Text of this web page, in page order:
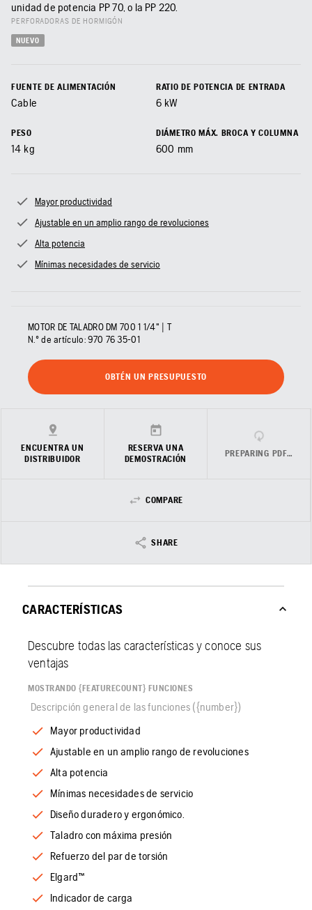
unidad de potencia PP 70, o la PP 220.
PERFORADORAS DE HORMIGÓN
NUEVO
FUENTE DE ALIMENTACIÓN
Cable
RATIO DE POTENCIA DE ENTRADA
6 kW
PESO
14 kg
DIÁMETRO MÁX. BROCA Y COLUMNA
600 mm
Mayor productividad
Ajustable en un amplio rango de revoluciones
Alta potencia
Mínimas necesidades de servicio
MOTOR DE TALADRO DM 700 1 1/4" | T
N.º de artículo: 970 76 35‑01
OBTÉN UN PRESUPUESTO
ENCUENTRA UN
DISTRIBUIDOR
RESERVA UNA
DEMOSTRACIÓN
PREPARING PDF…
COMPARE
SHARE
CARACTERÍSTICAS
Descubre todas las características y conoce sus
ventajas
MOSTRANDO {FEATURECOUNT} FUNCIONES
Descripción general de las funciones ({number})
Mayor productividad
Ajustable en un amplio rango de revoluciones
Alta potencia
Mínimas necesidades de servicio
Diseño duradero y ergonómico.
Taladro con máxima presión
Refuerzo del par de torsión
Elgard™
Indicador de carga